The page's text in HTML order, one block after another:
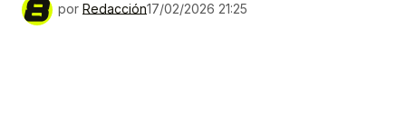
por Redacción17/02/2026 21:25